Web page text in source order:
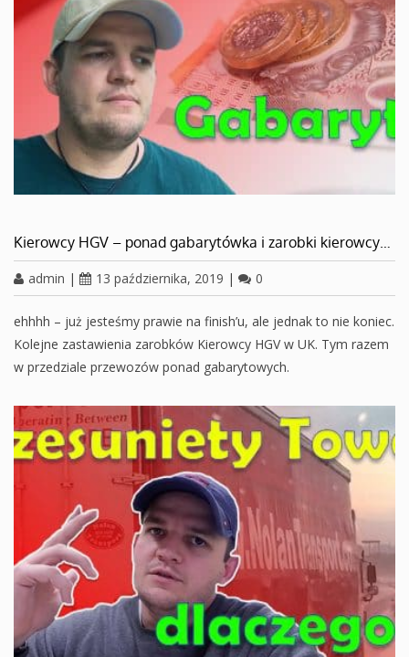
Kierowcy HGV – ponad gabarytówka i zarobki kierowcy…
admin | 13 października, 2019 | 0
ehhhh – już jesteśmy prawie na finish’u, ale jednak to nie koniec.
Kolejne zastawienia zarobków Kierowcy HGV w UK. Tym razem
w przedziale przewozów ponad gabarytowych.